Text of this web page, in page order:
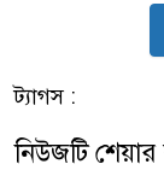
ট্যাগস :
নিউজটি